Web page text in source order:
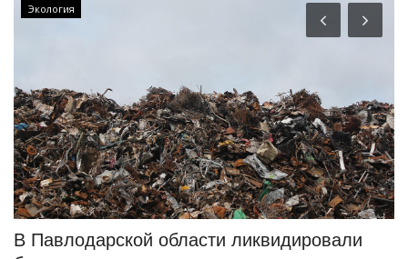
Экология
В Павлодарской области ликвидировали